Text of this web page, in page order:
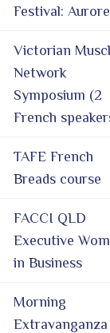
Festival: Aurore
Victorian
Network
Symposium (2
French
TAFE French
Breads course
FACCI QLD
Executive
in Business
Morning
Extravanganza